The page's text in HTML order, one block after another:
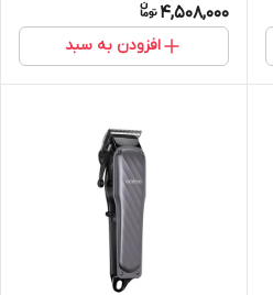
4,508,000
افزودن به سبد